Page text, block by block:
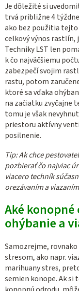
Je dôležité si
trvá približne 4
ako bez použitia tejto
celkový výnos rastlín,
Techniky LST len
k čo najväčšiemu
zabezpečí svojim
rastu, potom
ktoré sa vďaka
na začiatku zvyčajne
tomu je však
priestoru aktívny
posilnenie.
Tip: Ak chce
pozbierať čo najviac
viacero techník
orezávaním a
Aké
ohýbanie a
Samozrejme,
stresom, ako napr.
marihuany stres,
semien konope. Ak